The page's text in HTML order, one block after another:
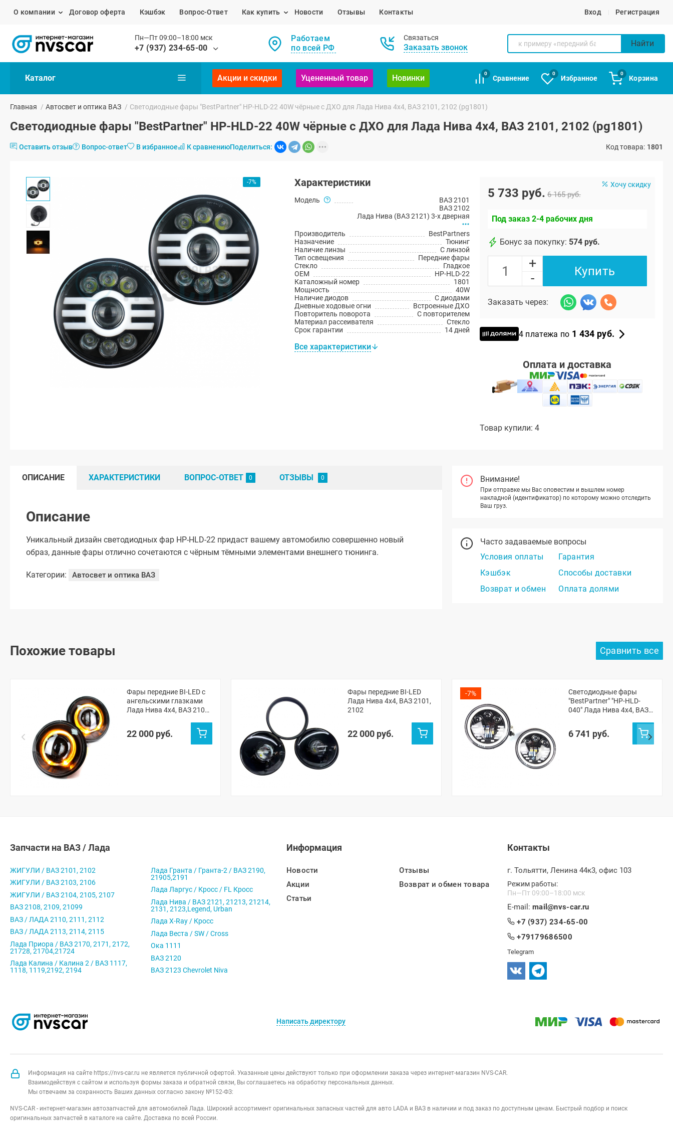
О компании Договор оферта Кэшбэк Вопрос-Ответ Как купить Новости Отзывы Контакты Вход Регистрация
Пн—Пт 09:00–18:00 мск
+7 (937) 234-65-00
Работаем
по всей РФ
Связаться
Заказать звонок Найти
Каталог Акции и скидки Уцененный товар Новинки
0
Сравнение
0
Избранное
0
Корзина
Главная / Автосвет и оптика ВАЗ / Светодиодные фары "BestPartner" HP-HLD-22 40W чёрные с ДХО для Лада Нива 4х4, ВАЗ 2101, 2102 (pg1801)
Светодиодные фары "BestPartner" HP-HLD-22 40W чёрные с ДХО для Лада Нива 4х4, ВАЗ 2101, 2102 (pg1801)
Оставить отзыв Вопрос-ответ В избранное К сравнениюПоделиться: Код товара: 1801
-7% Характеристики
Модель
ВАЗ 2101
ВАЗ 2102
Лада Нива (ВАЗ 2121) 3-х дверная
Производитель
BestPartners
Назначение
Тюнинг
Наличие линзы
С линзой
Тип освещения
Передние фары
Стекло
Гладкое
OEM
HP-HLD-22
Каталожный номер
1801
Мощность
40W
Наличие диодов
С диодами
Дневные ходовые огни
Встроенные ДХО
Повторитель поворота
С повторителем
Материал рассеивателя
Стекло
Срок гарантии
14 дней
Все характеристики
Хочу скидку
5 733 руб. 6 165 руб.
Под заказ 2-4 рабочих дня
Бонус за покупку: 574 руб.
+
-
Купить
Заказать через:
4 платежа по 1 434 руб.
Оплата и доставка
Товар купили: 4
Внимание!
При отправке мы Вас оповестим и вышлем номер
накладной (идентификатор) по которому можно отследить
Ваш груз.
Часто задаваемые вопросы
Условия оплаты
Гарантия
Кэшбэк
Способы доставки
Возврат и обмен
Оплата долями
ОПИСАНИЕ ХАРАКТЕРИСТИКИ ВОПРОС-ОТВЕТ ОТЗЫВЫ
Описание
Уникальный дизайн светодиодных фар HP-HLD-22 придаст вашему автомобилю совершенно новый
образ, данные фары отлично сочетаются с чёрным тёмными элементами внешнего тюнинга.
Категории: Автосвет и оптика ВАЗ
Похожие товары
Фары передние BI-LED с
ангельскими глазками
Лада Нива 4х4, ВАЗ 2101,
22 000 руб.
Фары передние BI-LED
Лада Нива 4х4, ВАЗ 2101,
2102
22 000 руб.
-7%
Светодиодные фары
"BestPartner" "HP-HLD-
040" Лада Нива 4х4, ВАЗ
6 741 руб.
Запчасти на ВАЗ / Лада
ЖИГУЛИ / ВАЗ 2101, 2102
ЖИГУЛИ / ВАЗ 2103, 2106
ЖИГУЛИ / ВАЗ 2104, 2105, 2107
ВАЗ 2108, 2109, 21099
ВАЗ / ЛАДА 2110, 2111, 2112
ВАЗ / ЛАДА 2113, 2114, 2115
Лада Приора / ВАЗ 2170, 2171, 2172,
21728, 21704,21724
Лада Калина / Калина 2 / ВАЗ 1117,
1118, 1119,2192, 2194
Лада Гранта / Гранта-2 / ВАЗ 2190,
21905,2191
Лада Ларгус / Кросс / FL Кросс
Лада Нива / ВАЗ 2121, 21213, 21214,
2131, 2123,Legend, Urban
Лада X-Ray / Кросс
Лада Веста / SW / Cross
Ока 1111
ВАЗ 2120
ВАЗ 2123 Chevrolet Niva
Информация
Новости
Акции
Статьи
Отзывы
Возврат и обмен товара
Контакты
г. Тольятти, Ленина 44к3, офис 103
Режим работы:
Пн—Пт 09:00–18:00 мск
E-mail: mail@nvs-car.ru
+7 (937) 234-65-00
+79179686500
Telegram
Написать директору
Информация на сайте https://nvs-car.ru не является публичной офертой. Указанные цены действуют только при оформлении заказа через интернет-магазин NVS-CAR.
Взаимодействуя с сайтом и используя формы заказа и обратной связи, Вы соглашаетесь на обработку персональных данных.
Мы отвечаем за сохранность Ваших данных согласно закону №152-ФЗ:
NVS-CAR - интернет-магазин автозапчастей для автомобилей Лада. Широкий ассортимент оригинальных запасных частей для авто LADA и ВАЗ в наличии и под заказ по доступным ценам. Быстрый подбор и поиск
оригинальных запчастей в каталоге на сайте. Доставка по всей России.